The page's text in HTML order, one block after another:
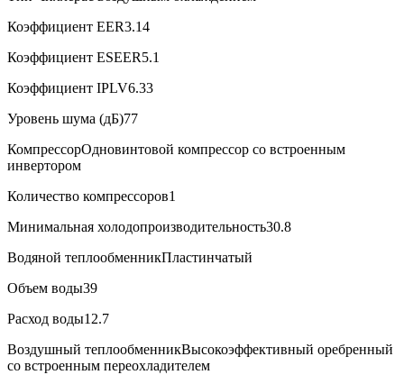
Коэффициент EER3.14
Коэффициент ESEER5.1
Коэффициент IPLV6.33
Уровень шума (дБ)77
КомпрессорОдновинтовой компрессор со встроенным
инвертором
Количество компрессоров1
Минимальная холодопроизводительность30.8
Водяной теплообменникПластинчатый
Объем воды39
Расход воды12.7
Воздушный теплообменникВысокоэффективный оребренный
со встроенным переохладителем